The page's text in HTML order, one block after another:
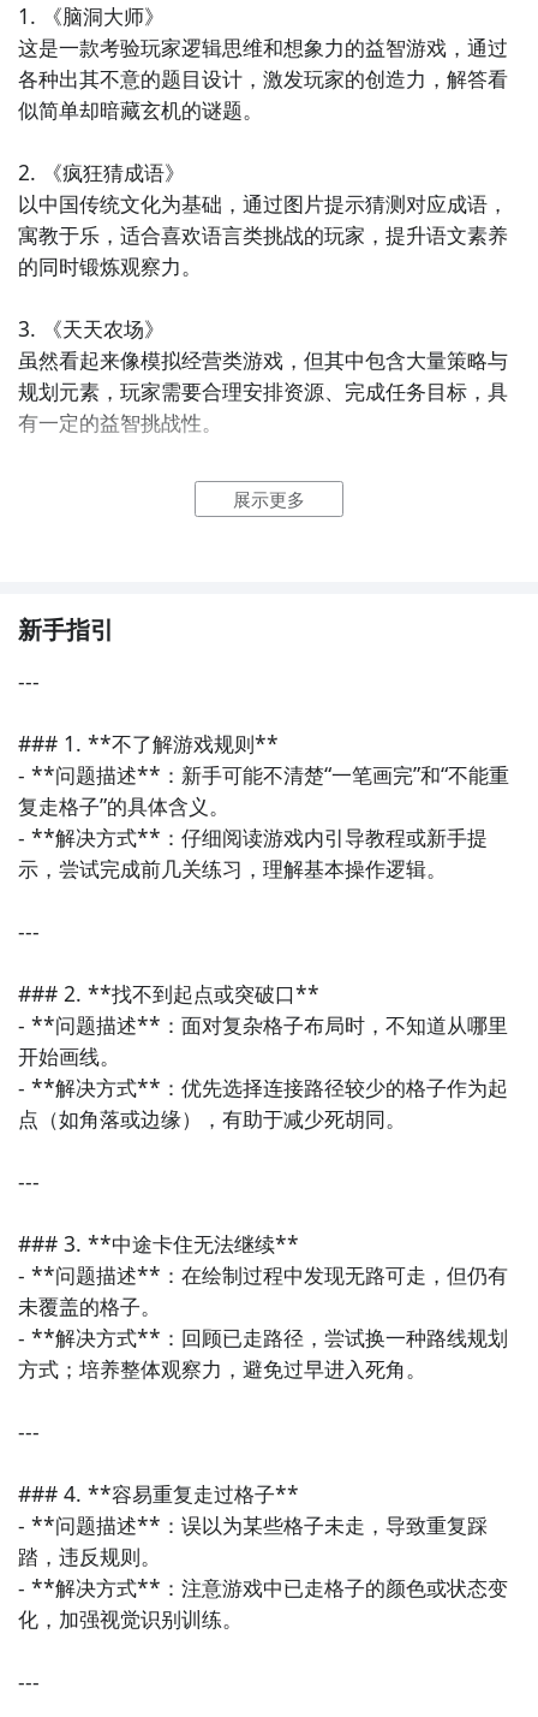
1. 《脑洞大师》
这是一款考验玩家逻辑思维和想象力的益智游戏，通过
各种出其不意的题目设计，激发玩家的创造力，解答看
似简单却暗藏玄机的谜题。
2. 《疯狂猜成语》
以中国传统文化为基础，通过图片提示猜测对应成语，
寓教于乐，适合喜欢语言类挑战的玩家，提升语文素养
的同时锻炼观察力。
3. 《天天农场》
虽然看起来像模拟经营类游戏，但其中包含大量策略与
规划元素，玩家需要合理安排资源、完成任务目标，具
有一定的益智挑战性。
经典的数字逻辑游戏，规则简单但变化无穷，玩家需根
5. 《开心消消乐》
脑。
6. 《最强大脑》
改编自同名综艺节目，游戏内设有多种智力挑战项目，
涵盖记忆力、反应力、空间想象等多个维度，适合追求
玩家需要在限定条件下一笔连完整个图案，考验路径规
划能力和逻辑思维，越到后期难度越高，极具挑战性。
8. 《汉字找茬王》
结合“找不同”的玩法与汉字识别，通过对比两段文字找
9. 《密室逃脱：经典系列》
虽然是解谜类游戏，但融合了大量益智元素，需要玩家
观察环境、解开谜题才能逃出密室，非常适合喜欢动脑
推理的玩家。
且趣味性强。
展示更多
新手指引
---
### 1. **不了解游戏规则**
- **问题描述**：新手可能不清楚“一笔画完”和“不能重
复走格子”的具体含义。
- **解决方式**：仔细阅读游戏内引导教程或新手提
示，尝试完成前几关练习，理解基本操作逻辑。
---
### 2. **找不到起点或突破口**
- **问题描述**：面对复杂格子布局时，不知道从哪里
开始画线。
- **解决方式**：优先选择连接路径较少的格子作为起
点（如角落或边缘），有助于减少死胡同。
---
### 3. **中途卡住无法继续**
- **问题描述**：在绘制过程中发现无路可走，但仍有
未覆盖的格子。
- **解决方式**：回顾已走路径，尝试换一种路线规划
方式；培养整体观察力，避免过早进入死角。
---
### 4. **容易重复走过格子**
- **问题描述**：误以为某些格子未走，导致重复踩
踏，违反规则。
- **解决方式**：注意游戏中已走格子的颜色或状态变
化，加强视觉识别训练。
---